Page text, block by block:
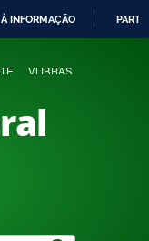
INFORMAÇÃO
VLIBRAS